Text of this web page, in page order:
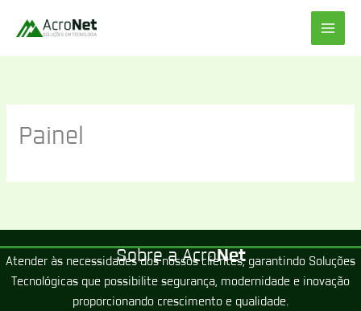
para
Painel
Sobre a AcroNet
Atender às necessidades dos nossos clientes, garantindo Soluções
Tecnológicas que possibilite segurança, modernidade e inovação
proporcionando crescimento e qualidade.